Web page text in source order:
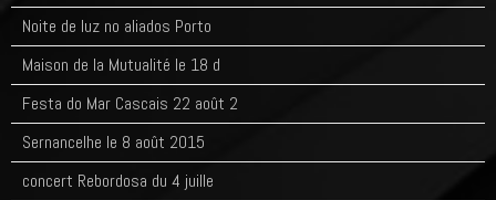
Noite de luz no aliados Porto
Maison de la Mutualité le 18 d
Festa do Mar Cascais 22 août 2
Sernancelhe le 8 août 2015
concert Rebordosa du 4 juille